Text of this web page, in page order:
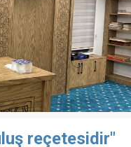
reçetesidir"